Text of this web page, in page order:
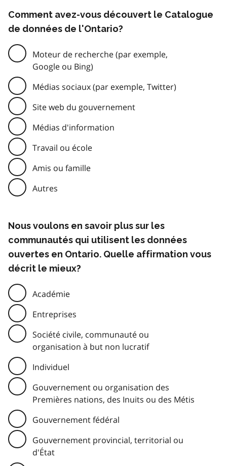
Comment avez-vous découvert le Catalogue
de données de l'Ontario?
Moteur de recherche (par exemple,
Google ou Bing)
Médias sociaux (par exemple, Twitter)
Site web du gouvernement
Médias d'information
Travail ou école
Amis ou famille
Autres
Nous voulons en savoir plus sur les
communautés qui utilisent les données
ouvertes en Ontario. Quelle affirmation vous
décrit le mieux?
Académie
Entreprises
Société civile, communauté ou
organisation à but non lucratif
Individuel
Gouvernement ou organisation des
Premières nations, des Inuits ou des Métis
Gouvernement fédéral
Gouvernement provincial, territorial ou
d'État